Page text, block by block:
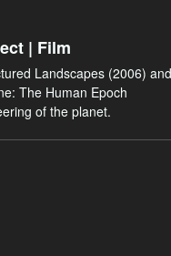
| Film
Landscapes (2006) and
The Human Epoch
of the planet.